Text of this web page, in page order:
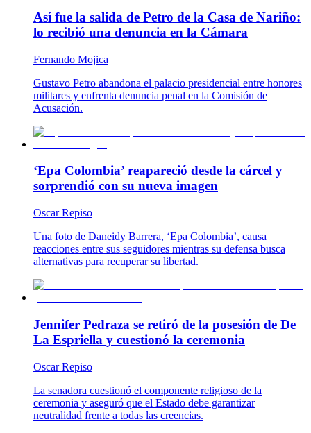
Así fue la salida de Petro de la Casa de Nariño:
lo recibió una denuncia en la Cámara
Fernando Mojica
Gustavo Petro abandona el palacio presidencial entre honores
militares y enfrenta denuncia penal en la Comisión de
Acusación.
‘Epa Colombia’ reapareció desde la cárcel y
sorprendió con su nueva imagen
Oscar Repiso
Una foto de Daneidy Barrera, ‘Epa Colombia’, causa
reacciones entre sus seguidores mientras su defensa busca
alternativas para recuperar su libertad.
Jennifer Pedraza se retiró de la posesión de De
La Espriella y cuestionó la ceremonia
Oscar Repiso
La senadora cuestionó el componente religioso de la
ceremonia y aseguró que el Estado debe garantizar
neutralidad frente a todas las creencias.